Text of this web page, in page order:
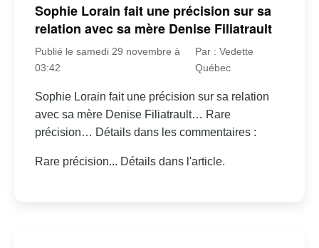
Sophie Lorain fait une précision sur sa
relation avec sa mère Denise Filiatrault
Publié le samedi 29 novembre à
03:42
Par : Vedette
Québec
Sophie Lorain fait une précision sur sa relation
avec sa mère Denise Filiatrault… Rare
précision… Détails dans les commentaires :
Rare précision... Détails dans l'article.